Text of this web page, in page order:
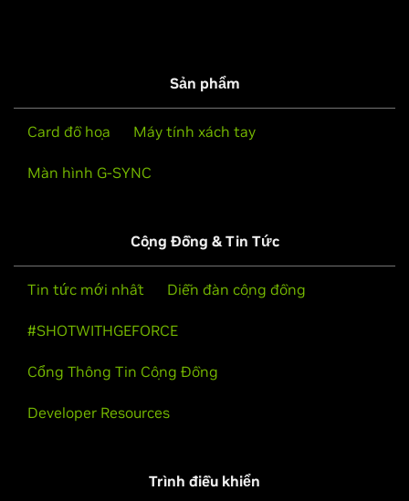
Sản phẩm
Card đồ họa Máy tính xách tay
Màn hình G-SYNC
Cộng Đồng & Tin Tức
Tin tức mới nhất Diễn đàn cộng đồng
#SHOTWITHGEFORCE
Cổng Thông Tin Cộng Đồng
Developer Resources
Trình điều khiển